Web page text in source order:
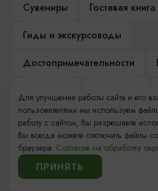
Сувениры
Гостевая книга
Гиды и экскурсоводы
Достопримечательности
Компас Балтийской кухни
Настоящий Калининградец
Для улучшения работы сайта и его
пользователями мы используем
работу с сайтом, Вы разрешаете
Вы всегда можете отключить файлы
браузера. Согласие на обработку
ПРИНЯТЬ